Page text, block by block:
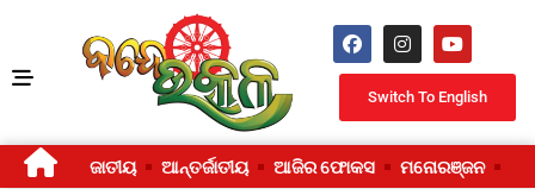
Switch To English
ଜାତୀୟ ଆନ୍ତର୍ଜାତୀୟ ଆଜିର ଫୋକସ ମନୋରଞ୍ଜନ